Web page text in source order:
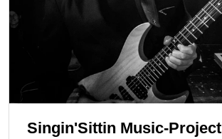
Singin'Sittin Music-Project